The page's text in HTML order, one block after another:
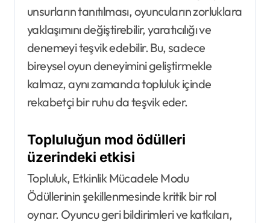
unsurların tanıtılması, oyuncuların zorluklara
yaklaşımını değiştirebilir, yaratıcılığı ve
denemeyi teşvik edebilir. Bu, sadece
bireysel oyun deneyimini geliştirmekle
kalmaz, aynı zamanda topluluk içinde
rekabetçi bir ruhu da teşvik eder.
Topluluğun mod ödülleri
üzerindeki etkisi
Topluluk, Etkinlik Mücadele Modu
Ödüllerinin şekillenmesinde kritik bir rol
oynar. Oyuncu geri bildirimleri ve katkıları,